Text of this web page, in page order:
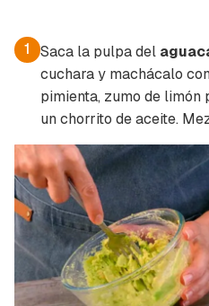
1 Saca la pulpa del
cuchara y machácalo
pimienta, zumo de limón
un chorrito de aceite.